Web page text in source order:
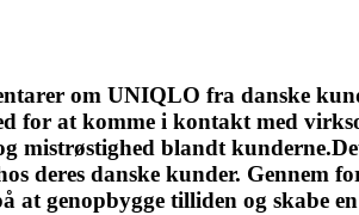
om UNIQLO fra danske
for at komme i kontakt med
mistrøstighed blandt
deres danske kunder. Gennem
at genopbygge tilliden og skabe